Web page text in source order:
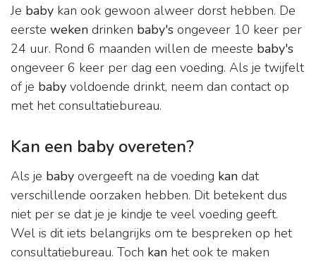
Je baby kan ook gewoon alweer dorst hebben. De
eerste weken drinken baby's ongeveer 10 keer per
24 uur. Rond 6 maanden willen de meeste baby's
ongeveer 6 keer per dag een voeding. Als je twijfelt
of je baby voldoende drinkt, neem dan contact op
met het consultatiebureau.
Kan een baby overeten?
Als je baby overgeeft na de voeding kan dat
verschillende oorzaken hebben. Dit betekent dus
niet per se dat je je kindje te veel voeding geeft.
Wel is dit iets belangrijks om te bespreken op het
consultatiebureau. Toch kan het ook te maken